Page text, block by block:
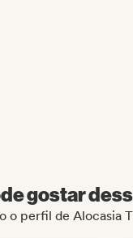
gostar
o perfil de Alocasia